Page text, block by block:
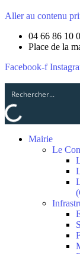
Aller au contenu
04 66 86 10
Place de la
Facebook-f
Mairie
Le